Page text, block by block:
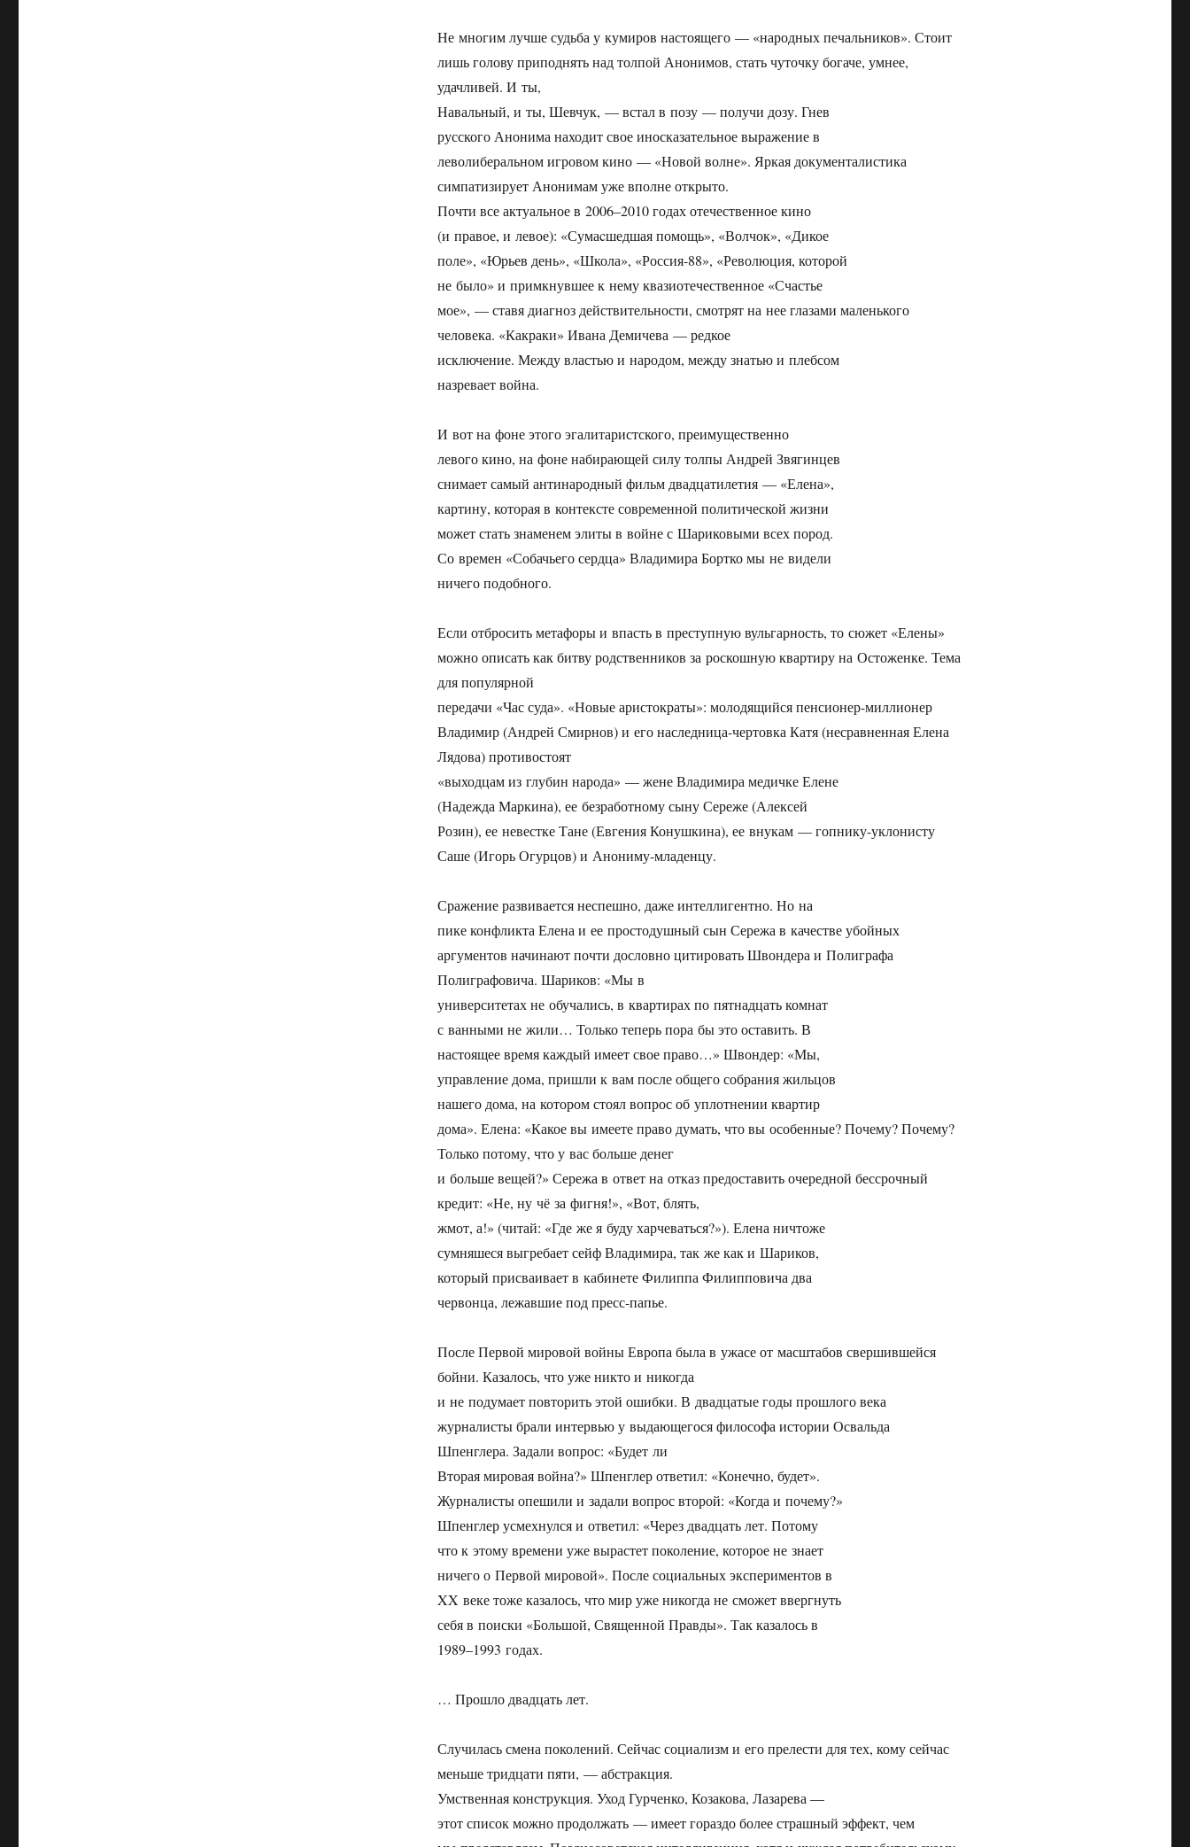
Не многим лучше судьба у кумиров настоящего — «народных печальников». Стоит
лишь голову приподнять над толпой Анонимов, стать чуточку богаче, умнее,
удачливей. И ты,
Навальный, и ты, Шевчук, — встал в позу — получи дозу. Гнев
русского Анонима находит свое иносказательное выражение в
леволиберальном игровом кино — «Новой волне». Яркая документалистика
симпатизирует Анонимам уже вполне открыто.
Почти все актуальное в 2006–2010 годах отечественное кино
(и правое, и левое): «Сумаcшедшая помощь», «Волчок», «Дикое
поле», «Юрьев день», «Школа», «Россия-88», «Революция, которой
не было» и примкнувшее к нему квазиотечественное «Счастье
мое», — ставя диагноз действительности, смотрят на нее глазами маленького
человека. «Какраки» Ивана Демичева — редкое
исключение. Между властью и народом, между знатью и плебсом
назревает война.
И вот на фоне этого эгалитаристского, преимущественно
левого кино, на фоне набирающей силу толпы Андрей Звягинцев
снимает самый антинародный фильм двадцатилетия — «Елена»,
картину, которая в контексте современной политической жизни
может стать знаменем элиты в войне с Шариковыми всех пород.
Со времен «Собачьего сердца» Владимира Бортко мы не видели
ничего подобного.
Если отбросить метафоры и впасть в преступную вульгарность, то сюжет «Елены»
можно описать как битву родственников за роскошную квартиру на Остоженке. Тема
для популярной
передачи «Час суда». «Новые аристократы»: молодящийся пенсионер-миллионер
Владимир (Андрей Смирнов) и его наследница-чертовка Катя (несравненная Елена
Лядова) противостоят
«выходцам из глубин народа» — жене Владимира медичке Елене
(Надежда Маркина), ее безработному сыну Сереже (Алексей
Розин), ее невестке Тане (Евгения Конушкина), ее внукам — гопнику-уклонисту
Саше (Игорь Огурцов) и Анониму-младенцу.
Сражение развивается неспешно, даже интеллигентно. Но на
пике конфликта Елена и ее простодушный сын Сережа в качестве убойных
аргументов начинают почти дословно цитировать Швондера и Полиграфа
Полиграфовича. Шариков: «Мы в
университетах не обучались, в квартирах по пятнадцать комнат
с ванными не жили… Только теперь пора бы это оставить. В
настоящее время каждый имеет свое право…» Швондер: «Мы,
управление дома, пришли к вам после общего собрания жильцов
нашего дома, на котором стоял вопрос об уплотнении квартир
дома». Елена: «Какое вы имеете право думать, что вы особенные? Почему? Почему?
Только потому, что у вас больше денег
и больше вещей?» Сережа в ответ на отказ предоставить очередной бессрочный
кредит: «Не, ну чё за фигня!», «Вот, блять,
жмот, а!» (читай: «Где же я буду харчеваться?»). Елена ничтоже
сумняшеся выгребает сейф Владимира, так же как и Шариков,
который присваивает в кабинете Филиппа Филипповича два
червонца, лежавшие под пресс-папье.
После Первой мировой войны Европа была в ужасе от масштабов свершившейся
бойни. Казалось, что уже никто и никогда
и не подумает повторить этой ошибки. В двадцатые годы прошлого века
журналисты брали интервью у выдающегося философа истории Освальда
Шпенглера. Задали вопрос: «Будет ли
Вторая мировая война?» Шпенглер ответил: «Конечно, будет».
Журналисты опешили и задали вопрос второй: «Когда и почему?»
Шпенглер усмехнулся и ответил: «Через двадцать лет. Потому
что к этому времени уже вырастет поколение, которое не знает
ничего о Первой мировой». После социальных экспериментов в
XX веке тоже казалось, что мир уже никогда не сможет ввергнуть
себя в поиски «Большой, Священной Правды». Так казалось в
1989–1993 годах.
… Прошло двадцать лет.
Случилась смена поколений. Сейчас социализм и его прелести для тех, кому сейчас
меньше тридцати пяти, — абстракция.
Умственная конструкция. Уход Гурченко, Козакова, Лазарева —
этот список можно продолжать — имеет гораздо более страшный эффект, чем